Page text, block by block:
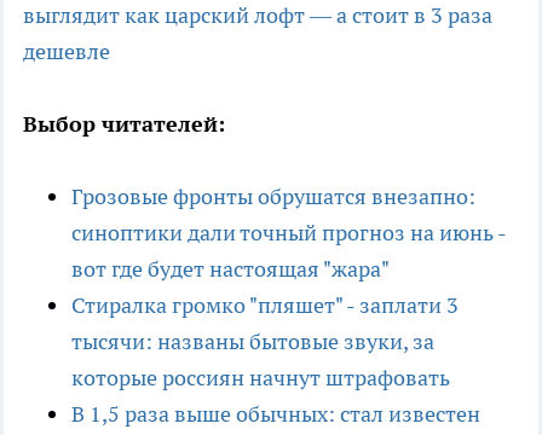
выглядит как царский лофт — а стоит в 3 раза
дешевле
Выбор читателей:
Грозовые фронты обрушатся внезапно:
синоптики дали точный прогноз на июнь -
вот где будет настоящая "жара"
Стиралка громко "пляшет" - заплати 3
тысячи: названы бытовые звуки, за
которые россиян начнут штрафовать
В 1,5 раза выше обычных: стал известен